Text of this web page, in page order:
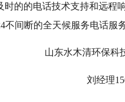
时的的电话技术支持和远程
不间断的全天候服务电话服
山东水木清环保科
刘经理